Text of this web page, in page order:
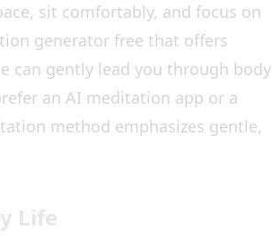
sit comfortably, and focus on
generator free that offers
can gently lead you through body
an AI meditation app or a
method emphasizes gentle,
Life